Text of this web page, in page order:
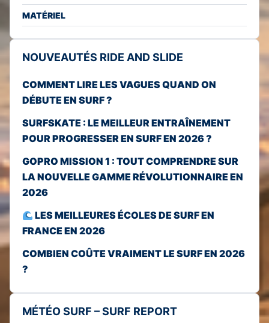
MATÉRIEL
NOUVEAUTÉS RIDE AND SLIDE
COMMENT LIRE LES VAGUES QUAND ON
DÉBUTE EN SURF ?
SURFSKATE : LE MEILLEUR ENTRAÎNEMENT
POUR PROGRESSER EN SURF EN 2026 ?
GOPRO MISSION 1 : TOUT COMPRENDRE SUR
LA NOUVELLE GAMME RÉVOLUTIONNAIRE EN
2026
LES MEILLEURES ÉCOLES DE SURF EN
FRANCE EN 2026
COMBIEN COÛTE VRAIMENT LE SURF EN 2026
?
MÉTÉO SURF – SURF REPORT